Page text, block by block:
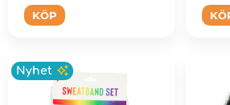
KÖP
Nyhet